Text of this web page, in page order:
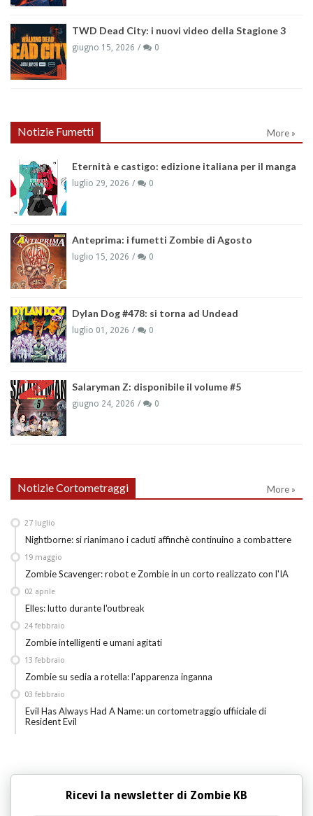
TWD Dead City: i nuovi video della Stagione 3
giugno 15, 2026 0
Notizie Fumetti More »
Eternità e castigo: edizione italiana per il manga
luglio 29, 2026 0
Anteprima: i fumetti Zombie di Agosto
luglio 15, 2026 0
Dylan Dog #478: si torna ad Undead
luglio 01, 2026 0
Salaryman Z: disponibile il volume #5
giugno 24, 2026 0
Notizie Cortometraggi More »
Nightborne: si rianimano i caduti affinchè continuino a combattere
27 luglio
Zombie Scavenger: robot e Zombie in un corto realizzato con l'IA
19 maggio
Elles: lutto durante l'outbreak
02 aprile
Zombie intelligenti e umani agitati
24 febbraio
Zombie su sedia a rotella: l'apparenza inganna
13 febbraio
Evil Has Always Had A Name: un cortometraggio uffiiciale di
Resident Evil
03 febbraio
Ricevi la newsletter di Zombie KB